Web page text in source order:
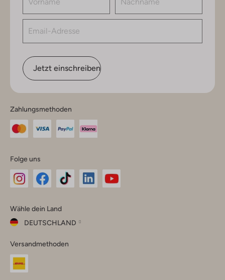
Jetzt einschreiben
Zahlungsmethoden
Folge uns
Instagram
Facebook
TikTok
Wähle dein Land
DEUTSCHLAND
dein
Land
Versandmethoden